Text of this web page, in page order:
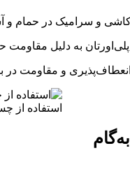
و سرامیک در حمام و
به دلیل مقاومت
و مقاومت در
استفاده از